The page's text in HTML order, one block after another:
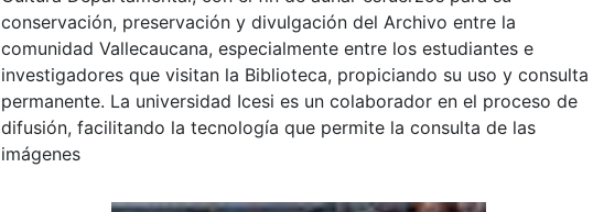
conservación, preservación y divulgación del Archivo entre la
comunidad Vallecaucana, especialmente entre los estudiantes e
investigadores que visitan la Biblioteca, propiciando su uso y consulta
permanente. La universidad Icesi es un colaborador en el proceso de
difusión, facilitando la tecnología que permite la consulta de las
imágenes